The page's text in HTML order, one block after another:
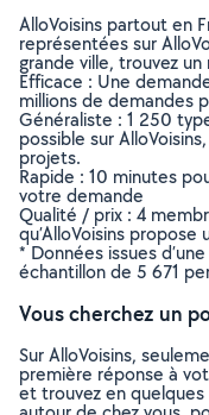
AlloVoisins partout en
représentées sur
grande ville, trouvez
Efficace : Une
millions de demandes
Généraliste : 1 250
possible sur
projets.
Rapide : 10 minutes
votre demande
Qualité / prix : 4
qu’AlloVoisins
* Données issues
échantillon de 5 671
Vous cherchez un
Sur AlloVoisins,
première réponse à
et trouvez en